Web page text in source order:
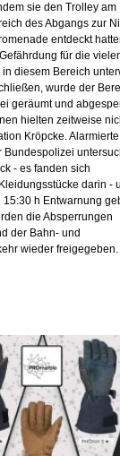
sie den Trolley am
des Abgangs zur
entdeckt
für die
in diesem Bereich
wurde der
geräumt und
hielten zeitweise
Kröpcke. Alarmierte
Bundespolizei
- es fanden sich
darin -
15:30 h Entwarnung
die Absperrungen
der Bahn- und
wieder freigegeben.